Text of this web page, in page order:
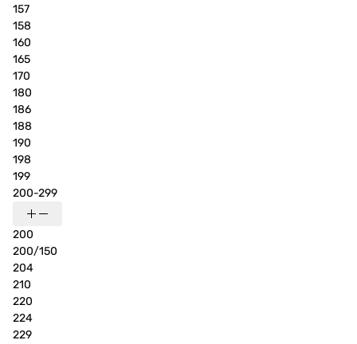
157
158
160
165
170
180
186
188
190
198
199
200-299
200
200/150
204
210
220
224
229